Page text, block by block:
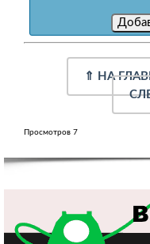
⇑ НА
Просмотров 7